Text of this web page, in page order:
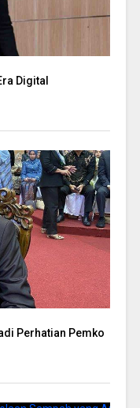
Digital
Perhatian Pemko